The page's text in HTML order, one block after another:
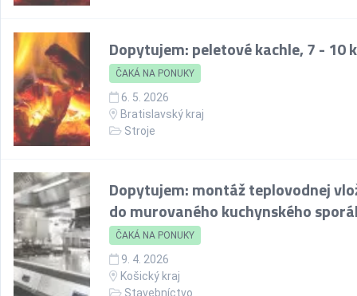
Dopytujem: peletové kachle, 7 - 10
ČAKÁ NA PONUKY
6. 5. 2026
Bratislavský kraj
Stroje
Dopytujem: montáž teplovodnej
do murovaného kuchynského
ČAKÁ NA PONUKY
9. 4. 2026
Košický kraj
Stavebníctvo